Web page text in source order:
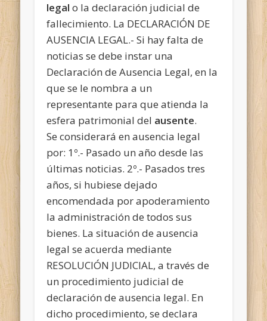
legal o la declaración judicial de
fallecimiento. La DECLARACIÓN DE
AUSENCIA LEGAL.- Si hay falta de
noticias se debe instar una
Declaración de Ausencia Legal, en la
que se le nombra a un
representante para que atienda la
esfera patrimonial del ausente.
Se considerará en ausencia legal
por: 1º.- Pasado un año desde las
últimas noticias. 2º.- Pasados tres
años, si hubiese dejado
encomendada por apoderamiento
la administración de todos sus
bienes. La situación de ausencia
legal se acuerda mediante
RESOLUCIÓN JUDICIAL, a través de
un procedimiento judicial de
declaración de ausencia legal. En
dicho procedimiento, se declara